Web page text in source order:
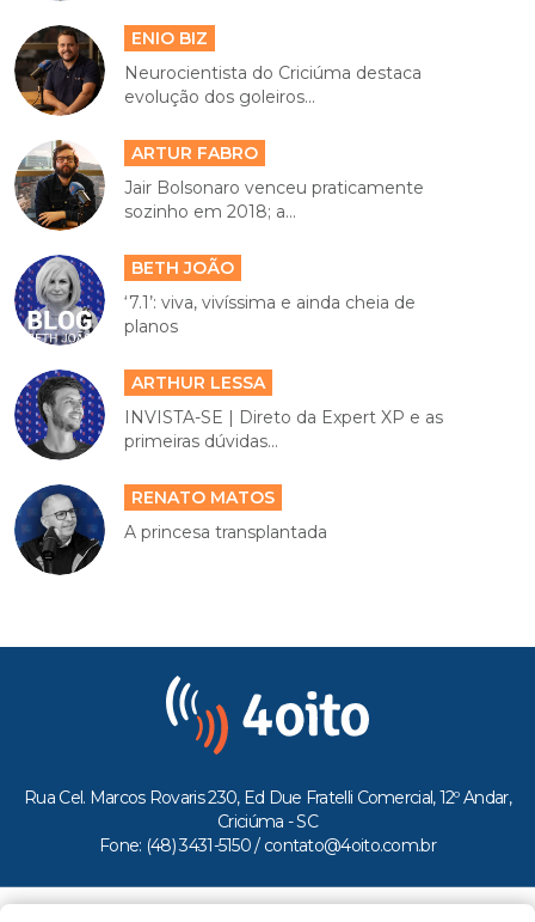
ENIO BIZ
Neurocientista do Criciúma destaca
evolução dos goleiros...
ARTUR FABRO
Jair Bolsonaro venceu praticamente
sozinho em 2018; a...
BETH JOÃO
‘7.1’: viva, vivíssima e ainda cheia de
planos
ARTHUR LESSA
INVISTA-SE | Direto da Expert XP e as
primeiras dúvidas...
RENATO MATOS
A princesa transplantada
Rua Cel. Marcos Rovaris 230, Ed Due Fratelli Comercial, 12º Andar,
Criciúma - SC
Fone: (48) 3431-5150 / contato@4oito.com.br